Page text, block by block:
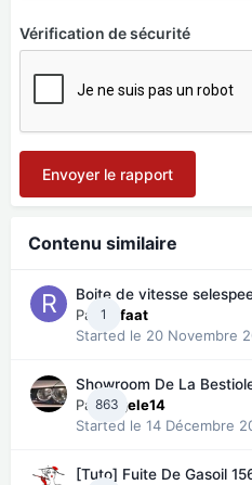
Vérification de sécurité
Envoyer le rapport
Contenu similaire
1
Boite de vitesse
ParRefaat
Started le 20 Novembre
863
Showroom De La
Parangele14
Started le 14 Décembre
[Tuto] Fuite De Gasoil